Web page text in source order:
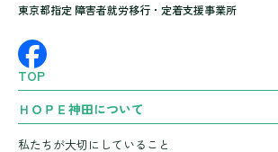
東京都指定 障害者就労移行・定着支援事業所
TOP
ＨＯＰＥ神田について
私たちが大切にしていること